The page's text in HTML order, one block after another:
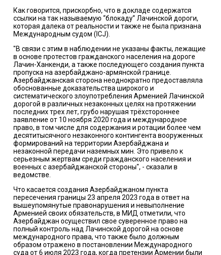
Как говорится, прискорбно, что в докладе содержатся
ссылки на так называемую “блокаду” Лачинской дороги,
которая далека от реальности и также не была признана
Международным судом (ICJ).
"В связи с этим в наблюдении не указаны факты, лежащие
в основе протестов гражданского населения на дороге
Лачин-Ханкенди, а также последующего создания пункта
пропуска на азербайджано-армянской границе.
Азербайджанская сторона неоднократно предоставляла
обоснованные доказательства широкого и
систематического злоупотребления Арменией Лачинской
дорогой в различных незаконных целях на протяжении
последних трех лет, грубо нарушая трёхстороннее
заявление от 10 ноября 2020 года и международное
право, в том числе для содержания и ротации более чем
десятитысячного незаконного контингента вооруженных
формирований на территории Азербайджана и
незаконной передачи наземных мин. Это привело к
серьезным жертвам среди гражданского населения и
военных с азербайджанской стороны", - сказали в
ведомстве.
Что касается создания Азербайджаном пункта
пересечения границы 23 апреля 2023 года в ответ на
вышеупомянутые правонарушения и невыполнение
Арменией своих обязательств, в МИД отметили, что
Азербайджан осуществил свое суверенное право на
полный контроль над Лачинской дорогой на основе
международного права, что также было должным
образом отражено в постановлении Международного
суда от 6 июля 2023 года, когда претензии Армении были